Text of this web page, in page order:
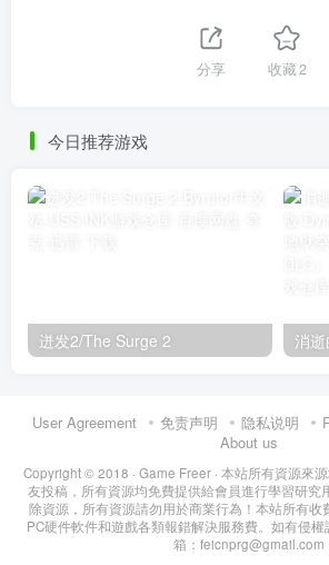
分享 收藏2
今日推荐游戏
迸发2/The Surge 2
User Agreement 免责声明 隐私说明
About us
Copyright © 2018 · Game Freer · 本站所有資源來
友投稿，所有資源均免費提供給會員進行學習研究
除資源，所有資源請勿用於商業行為！本站所有收
PC硬件軟件和遊戲各類報錯解決服務費。如有侵
箱：feicnprg@gmail.com